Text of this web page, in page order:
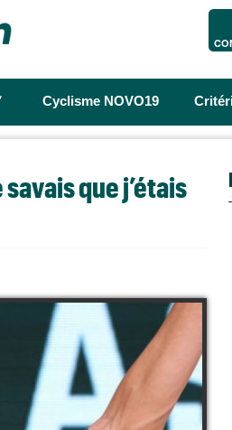
Cyclisme NOVO19
que j’étais